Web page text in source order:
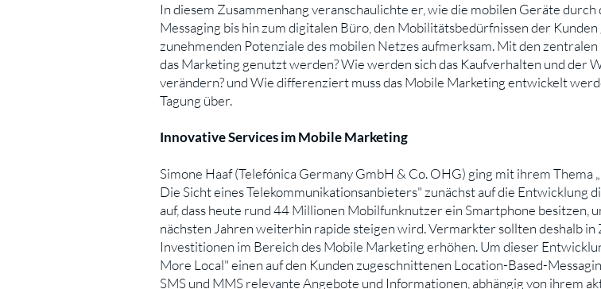
In diesem Zusammenhang veranschaulichte er, wie die mobilen Geräte
Messaging bis hin zum digitalen Büro, den Mobilitätsbedürfnissen der
zunehmenden Potenziale des mobilen Netzes aufmerksam. Mit den
das Marketing genutzt werden? Wie werden sich das Kaufverhalten und der
verändern? und Wie differenziert muss das Mobile Marketing entwickelt
Tagung über.
Innovative Services im Mobile Marketing
Simone Haaf (Telefónica Germany GmbH & Co. OHG) ging mit ihrem
Die Sicht eines Telekommunikationsanbieters" zunächst auf die Entwicklung
auf, dass heute rund 44 Millionen Mobilfunknutzer ein Smartphone besitzen,
nächsten Jahren weiterhin rapide steigen wird. Vermarkter sollten deshalb
Investitionen im Bereich des Mobile Marketing erhöhen. Um dieser
More Local" einen auf den Kunden zugeschnittenen Location-Based-
SMS und MMS relevante Angebote und Informationen, abhängig von ihrem